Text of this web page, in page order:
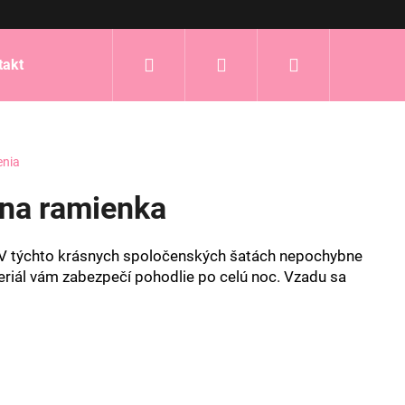
Prihlásenie
ramienka
týchto krásnych spoločenských šatách nepochybne
vám zabezpečí pohodlie po celú noc. Vzadu sa